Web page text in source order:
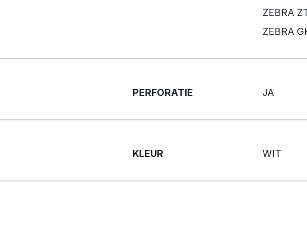
ZEBRA
ZEBRA
PERFORATIE JA
KLEUR WIT